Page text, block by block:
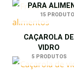
PARA
15
CAÇAROLA DE
VIDRO
5 PRODUTOS